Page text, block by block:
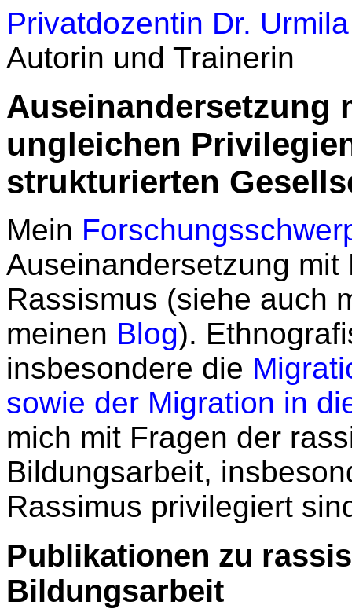
Privatdozentin Dr.
Autorin und Trainerin
Auseinandersetzung
ungleichen
strukturierten
Mein
Auseinandersetzung
Rassismus (siehe auch
meinen Blog).
insbesondere die
sowie der Migration in
mich mit Fragen der
Bildungsarbeit,
Rassimus privilegiert
Publikationen zu
Bildungsarbeit